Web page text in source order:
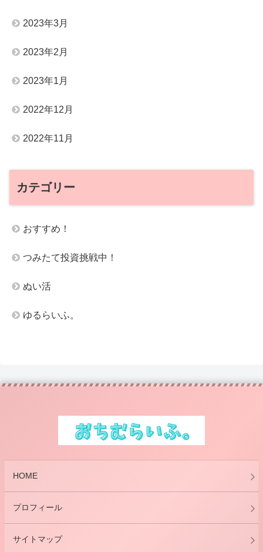
2023年3月
2023年2月
2023年1月
2022年12月
2022年11月
カテゴリー
おすすめ！
つみたて投資挑戦中！
ぬい活
ゆるらいふ。
HOME
プロフィール
サイトマップ